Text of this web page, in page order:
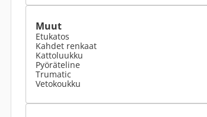
Muut
Etukatos
Kahdet renkaat
Kattoluukku
Pyöräteline
Trumatic
Vetokoukku